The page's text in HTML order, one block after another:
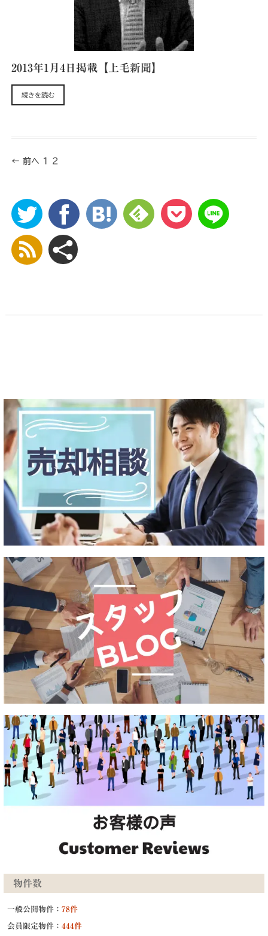
2013年1月4日掲載【上毛新聞】
続きを読む
← 前へ 1 2
物件数
一般公開物件： 78件
会員限定物件： 444件